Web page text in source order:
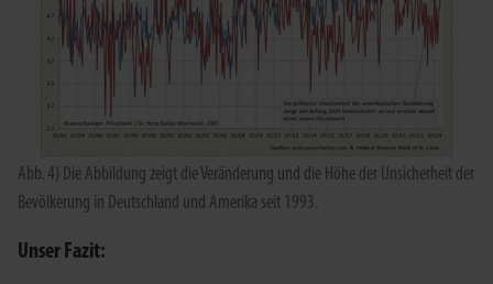
Abb. 4) Die Abbildung zeigt die Veränderung und die Höhe der Unsicherheit der
Bevölkerung in Deutschland und Amerika seit 1993.
Unser Fazit: